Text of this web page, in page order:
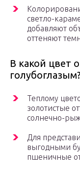
светло-
добавляют
оттеняют
В какой цвет
голубоглазым?
Теплому
золотистые
солнечно-
Для
выгодными
пшеничные